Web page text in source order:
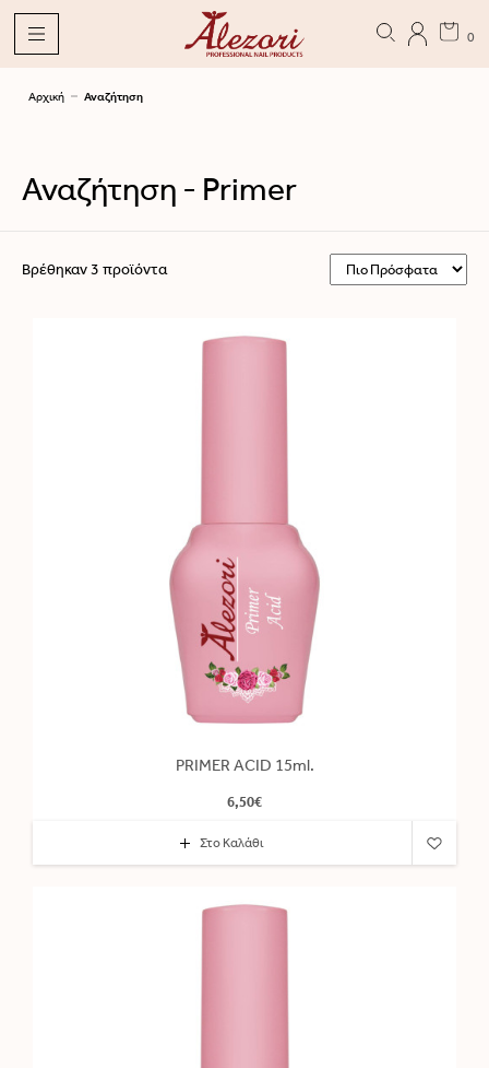
0
Αρχική Αναζήτηση
Αναζήτηση - Primer
Βρέθηκαν 3 προϊόντα
PRIMER ACID 15ml.
6,50€
Στο Καλάθι